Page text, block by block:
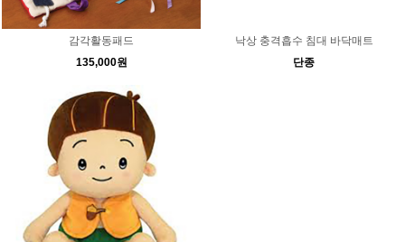
감각활동패드
135,000원
낙상 충격흡수 침대 바닥매트
단종